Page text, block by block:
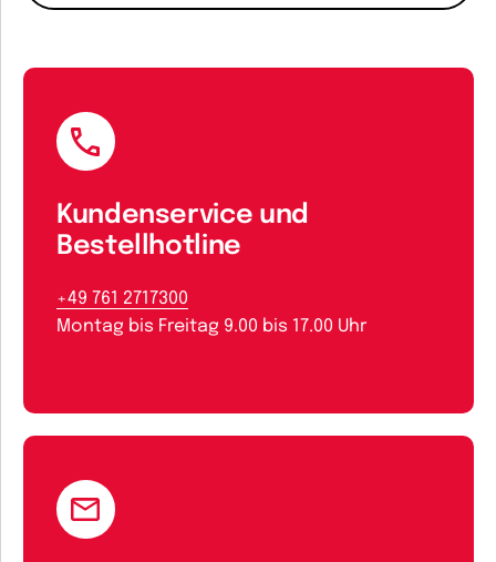
Kundenservice und
Bestellhotline
+49 761 2717300
Montag bis Freitag 9.00 bis 17.00 Uhr